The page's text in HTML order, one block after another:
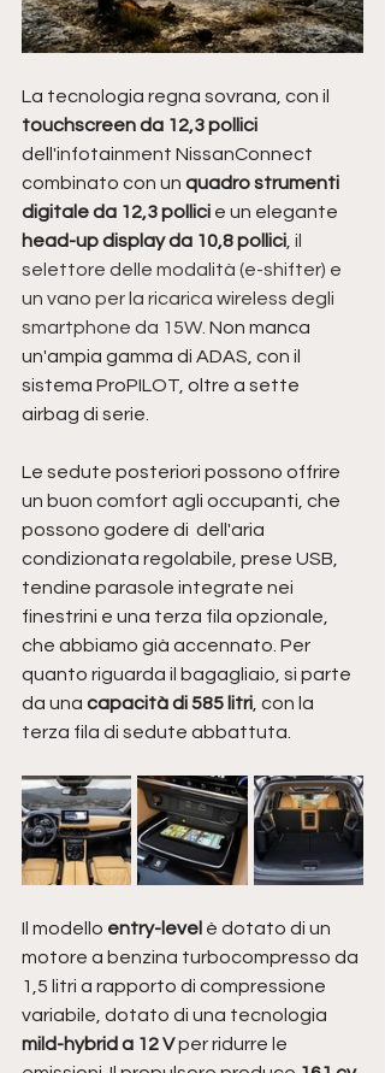
La tecnologia regna sovrana, con il
touchscreen da 12,3 pollici
dell'infotainment NissanConnect
combinato con un quadro strumenti
digitale da 12,3 pollici e un elegante
head-up display da 10,8 pollici il
selettore delle modalità (e-shifter) e
un vano per la ricarica wireless degli
smartphone da 15W. Non manca
un'ampia gamma di ADAS, con il
sistema ProPILOT, oltre a sette
airbag di serie.
Le sedute posteriori possono offrire
un buon comfort agli occupanti, che
possono godere di  dell'aria
condizionata regolabile, prese USB,
tendine parasole integrate nei
finestrini e una terza fila opzionale,
che abbiamo già accennato. Per
quanto riguarda il bagagliaio, si parte
da una capacità di 585 litri , con la
terza fila di sedute abbattuta.
Il modello entry-level è dotato di un
motore a benzina turbocompresso da
1,5 litri a rapporto di compressione
variabile, dotato di una tecnologia
mild-hybrid a 12 V per ridurre le